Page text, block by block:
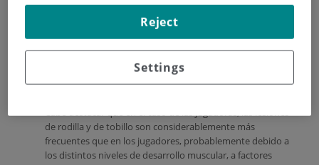
reciben mayor cantidad de impactos y las que están
sometidas a mayor cantidad de estrés mecánico durante la
actividad física realizada cuando jugamos al baloncesto:
saltar, cambiar de dirección, acelerar o frenar. En cuanto a
las extremidades superiores, lo más habitual son las
lesiones en la muñeca o los dedos por traumatismos con el
Cabe destacar que en el caso de las jugadoras, las lesiones
de rodilla y de tobillo son considerablemente más
frecuentes que en los jugadores, probablemente debido a
los distintos niveles de desarrollo muscular, a factores
Settings
Reject